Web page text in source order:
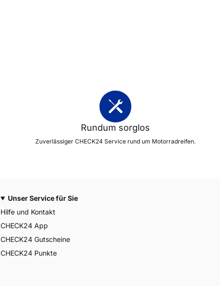
Rundum sorglos
Zuverlässiger CHECK24 Service rund um Motorradreifen.
Unser Service für Sie
Hilfe und Kontakt
CHECK24 App
CHECK24 Gutscheine
CHECK24 Punkte